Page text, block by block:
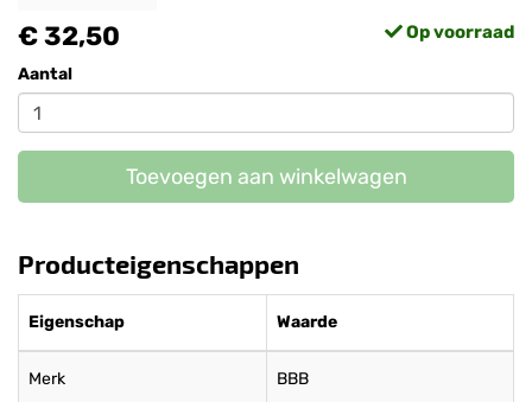
€ 32,50 Op voorraad
Aantal
Toevoegen aan winkelwagen
Producteigenschappen
Eigenschap Waarde
Merk BBB